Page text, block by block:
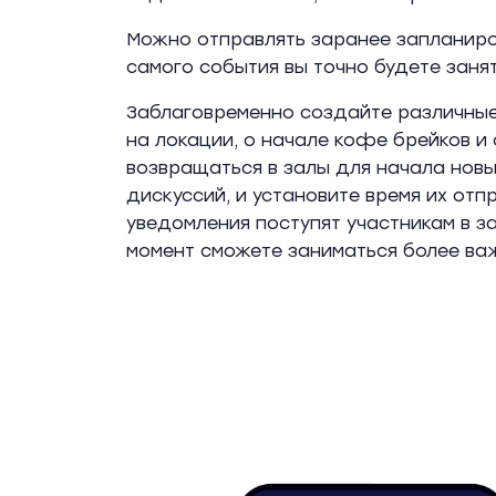
Можно отправлять заранее
самого события вы точно будете
Заблаговременно создайте
на локации, о начале кофе брейков
возвращаться в залы для начала
дискуссий, и установите время их
уведомления поступят участникам в
момент сможете заниматься более